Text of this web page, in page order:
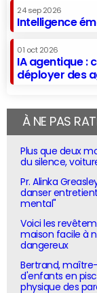
24 sep 2026
Intelligence
01 oct 2026
IA agentique :
déployer des
À NE PAS
Plus que deux
du silence,
Pr. Alinka
danser
mental"
Voici les
maison facile à
dangereux
Bertrand,
d'enfants en
physique des